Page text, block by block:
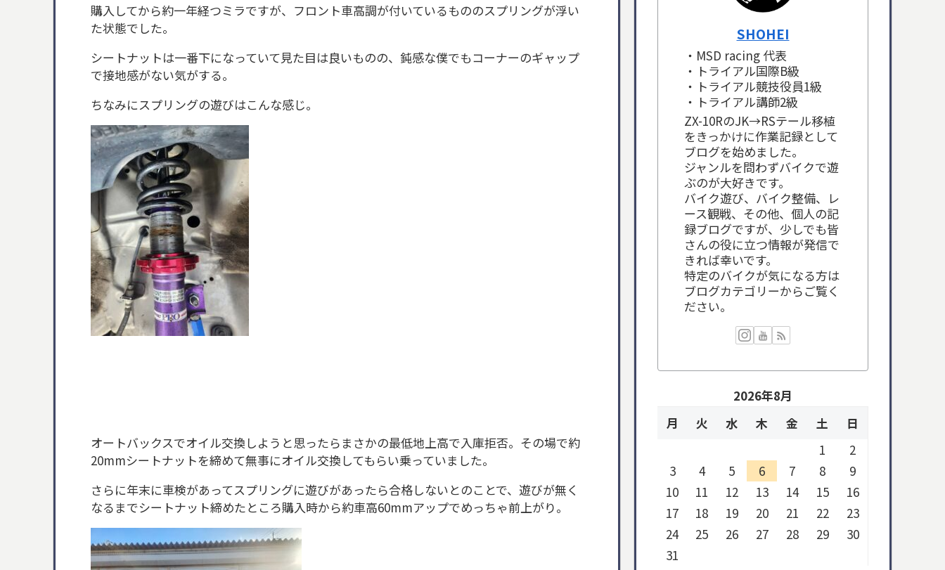
購入してから約一年経つミラですが、フロント車高調が付いているもののスプリングが浮い
た状態でした。
シートナットは一番下になっていて見た目は良いものの、鈍感な僕でもコーナーのギャップ
で接地感がない気がする。
ちなみにスプリングの遊びはこんな感じ。
オートバックスでオイル交換しようと思ったらまさかの最低地上高で入庫拒否。その場で約
20mmシートナットを締めて無事にオイル交換してもらい乗っていました。
さらに年末に車検があってスプリングに遊びがあったら合格しないとのことで、遊びが無く
なるまでシートナット締めたところ購入時から約車高60mmアップでめっちゃ前上がり。
SHOHEI
・MSD racing 代表
・トライアル国際B級
・トライアル競技役員1級
・トライアル講師2級
ZX-10RのJK→RSテール移植
をきっかけに作業記録として
ブログを始めました。
ジャンルを問わずバイクで遊
ぶのが大好きです。
バイク遊び、バイク整備、レ
ース観戦、その他、個人の記
録ブログですが、少しでも皆
さんの役に立つ情報が発信で
きれば幸いです。
特定のバイクが気になる方は
ブログカテゴリーからご覧く
ださい。
2026年8月
月
火 水 木 金 土
日
1
2
3
4 5 6 7 8
9
10
11 12 13 14 15
16
17
18 19 20 21 22
23
24
25 26 27 28 29
30
31